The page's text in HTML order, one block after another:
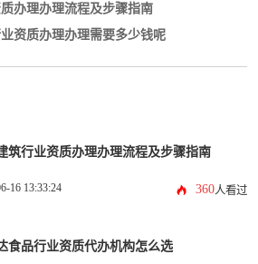
办理办理流程及步骤指南
资质办理办理需要多少钱呢
筑行业资质办理办理流程及步骤指南
16 13:33:24 360人看过
食品行业资质代办机构怎么选